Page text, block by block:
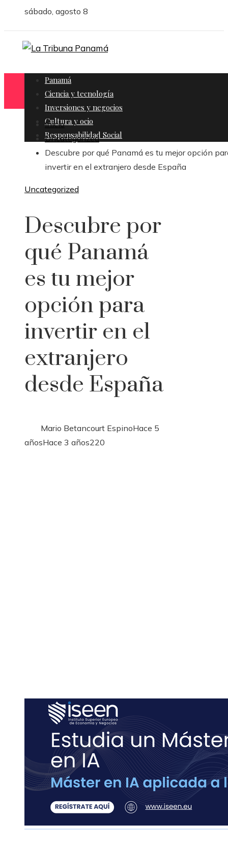
sábado, agosto 8
Panamá
Ciencia y tecnología
Inversiones y negocios
Cultura y ocio
Responsabilidad Social
Inicio
Uncategorized
Descubre por qué Panamá es tu mejor opción
invertir en el extranjero desde España
Uncategorized
Descubre por
qué Panamá
es tu mejor
opción para
invertir en el
extranjero
desde España
Mario Betancourt EspinoHace 5
añosHace 3 años220